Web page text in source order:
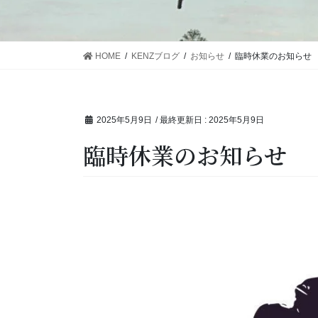
HOME KENZブログ お知らせ 臨時休業のお知らせ
2025年5月9日 / 最終更新日 : 2025年5月9日
臨時休業のお知らせ